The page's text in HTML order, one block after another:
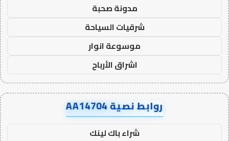
مدونة صحبة
شرقيات السياحة
موسوعة انوار
اشراق الأرباح
روابط نصية AA14704
شراء باك لينك